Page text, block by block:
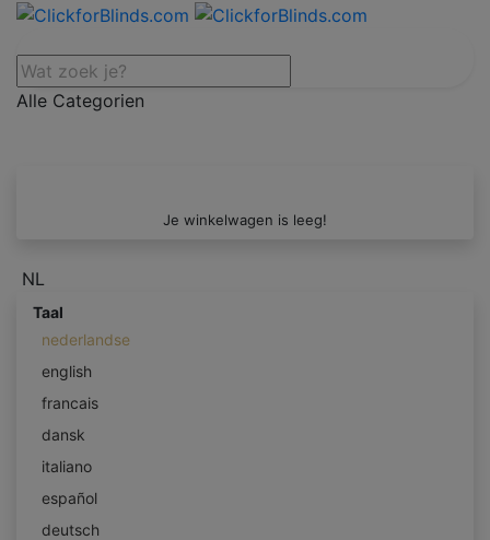
Alle Categorien
Je winkelwagen is leeg!
NL
Taal
nederlandse
english
francais
dansk
italiano
español
deutsch